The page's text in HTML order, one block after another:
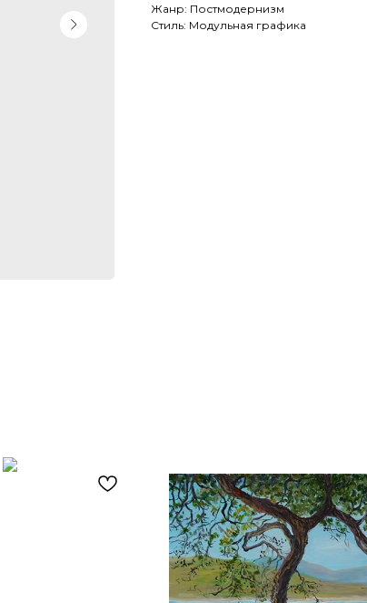
Жанр: Постмодернизм
Стиль: Модульная графика